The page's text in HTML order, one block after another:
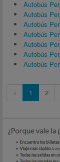
Autobús
Autobús
Autobús
Autobús
Autobús
Autobús
Autobús
« 1 2